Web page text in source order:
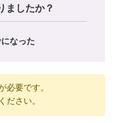
ましたか？
なった
必要です。
ださい。